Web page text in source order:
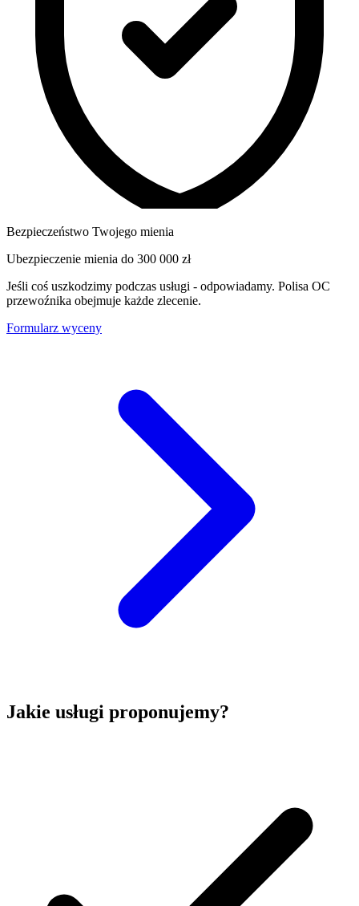
Bezpieczeństwo Twojego mienia
Ubezpieczenie mienia do 300 000 zł
Jeśli coś uszkodzimy podczas usługi - odpowiadamy. Polisa OC
przewoźnika obejmuje każde zlecenie.
Formularz wyceny
Jakie usługi proponujemy?